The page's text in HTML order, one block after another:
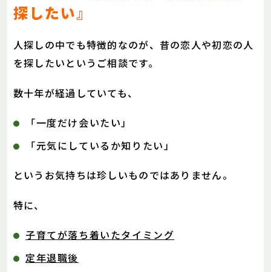
探したい』
人探しの中でも特徴的なのが、昔の恋人や初恋の人
を探したいというご相談です。
数十年が経過していても、
「一度だけ会いたい」
「元気にしているか知りたい」
というお気持ちは珍しいものではありません。
特に、
子育てが落ち着いたタイミング
定年退職後